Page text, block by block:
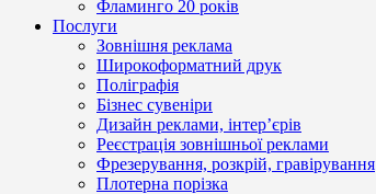
Фламинго 20 років
Послуги
Зовнішня реклама
Широкоформатний друк
Поліграфія
Бізнес сувеніри
Дизайн реклами, інтер’єрів
Реєстрація зовнішньої реклами
Фрезерування, розкрій, гравірування
Плотерна порізка